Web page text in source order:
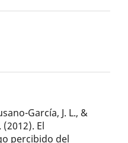
García, J. L., &
El
percibido del